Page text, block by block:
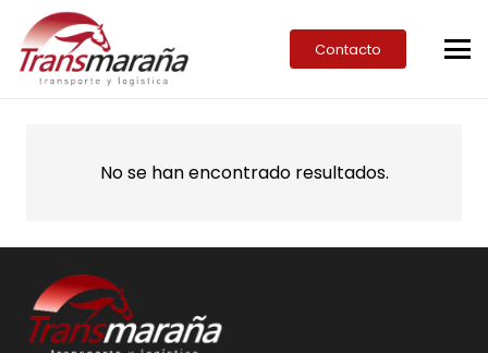
Contacto
No se han encontrado resultados.